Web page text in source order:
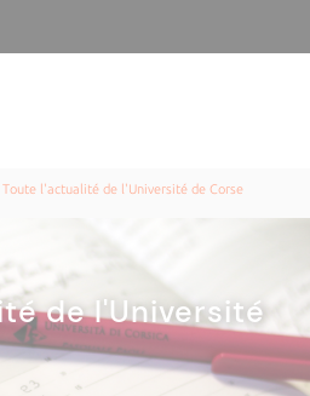
Toute l'actualité de l'Université de Corse
de l'Université